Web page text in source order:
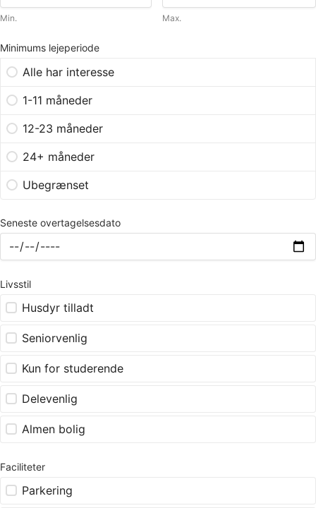
Min. Max.
Minimums lejeperiode
Alle har interesse
1-11 måneder
12-23 måneder
24+ måneder
Ubegrænset
Seneste overtagelsesdato
Livsstil
Husdyr tilladt
Seniorvenlig
Kun for studerende
Delevenlig
Almen bolig
Faciliteter
Parkering